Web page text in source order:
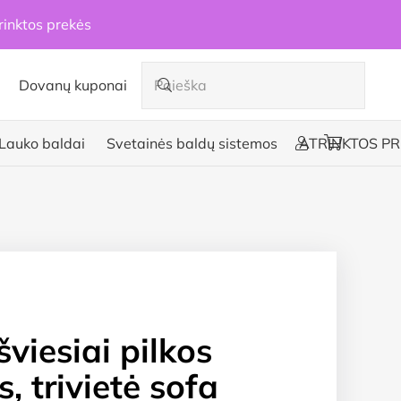
prekės
Dovanų kuponai
baldai Svetainės baldų sistemos ATRINKTOS
pilkos
trivietė sofa